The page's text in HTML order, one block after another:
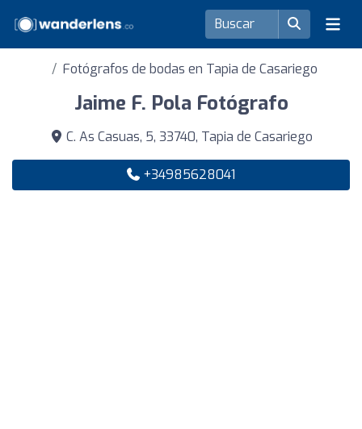
Fotógrafos de bodas en Tapia de Casariego
Jaime F. Pola Fotógrafo
C. As Casuas, 5, 33740, Tapia de Casariego
+34985628041